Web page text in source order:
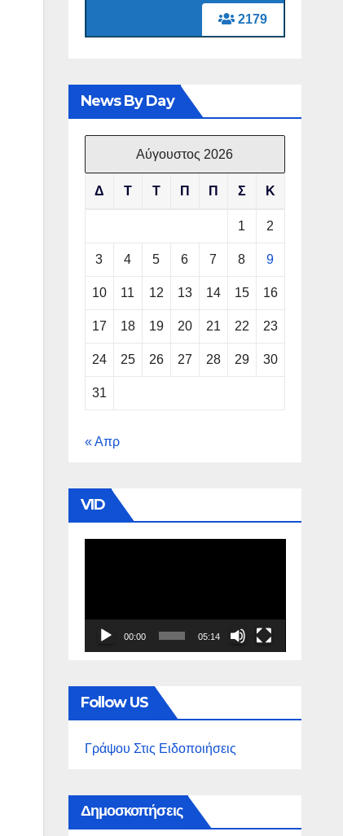
2179
News By Day
Αύγουστος 2026
Δ Τ Τ Π Π Σ Κ
1 2
3 4 5 6 7 8 9
10 11 12 13 14 15 16
17 18 19 20 21 22 23
24 25 26 27 28 29 30
31
« Απρ
VID
00:00 05:14
Follow US
Γράψου Στις Ειδοποιήσεις
Δημοσκοπήσεις